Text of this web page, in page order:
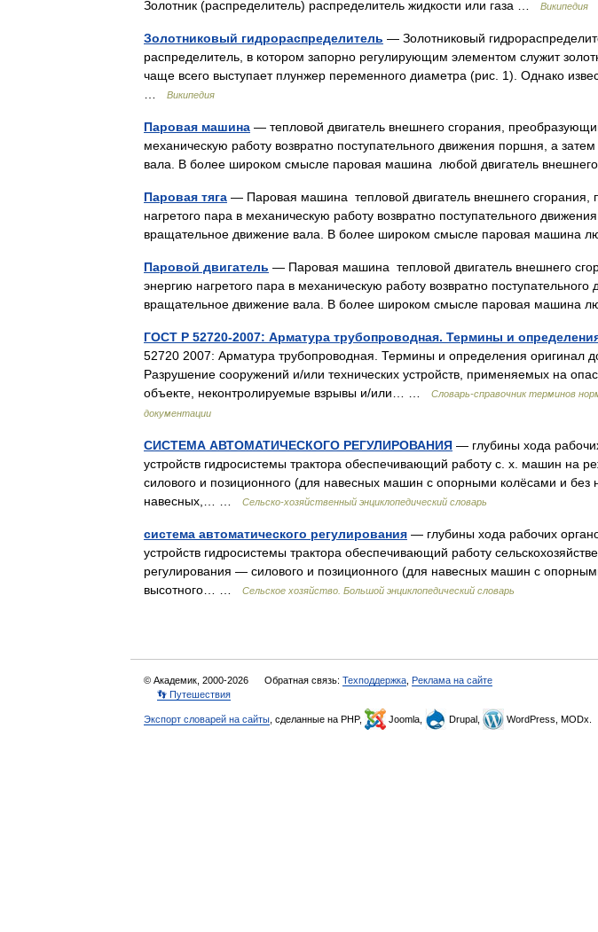
Золотник (распределитель) распределитель жидкости или газа …
Википедия
Золотниковый гидрораспределитель — Золотниковый
распределитель, в котором запорно регулирующим элементом служит
чаще всего выступает плунжер переменного диаметра (рис. 1). Однако
Википедия
Паровая машина — тепловой двигатель внешнего сгорания,
механическую работу возвратно поступательного движения поршня, а
вала. В более широком смысле паровая машина любой двигатель
Паровая тяга — Паровая машина тепловой двигатель внешнего сгорания,
нагретого пара в механическую работу возвратно поступательного
вращательное движение вала. В более широком смысле паровая
Паровой двигатель — Паровая машина тепловой двигатель внешнего
энергию нагретого пара в механическую работу возвратно
вращательное движение вала. В более широком смысле паровая
ГОСТ Р 52720-2007: Арматура трубопроводная. Термины и
52720 2007: Арматура трубопроводная. Термины и определения оригинал
Разрушение сооружений и/или технических устройств, применяемых на
объекте, неконтролируемые взрывы и/или… …
Словарь-справочник терминов
документации
СИСТЕМА АВТОМАТИЧЕСКОГО РЕГУЛИРОВАНИЯ — глубины хода
устройств гидросистемы трактора обеспечивающий работу с. х. машин на
силового и позиционного (для навесных машин с опорными колёсами и без
навесных,… …
Сельско-хозяйственный энциклопедический словарь
система автоматического регулирования — глубины хода рабочих
устройств гидросистемы трактора обеспечивающий работу
регулирования — силового и позиционного (для навесных машин с
высотного… …
Сельское хозяйство. Большой энциклопедический словарь
© Академик, 2000-2026 Обратная связь: Техподдержка Реклама на сайте
👣 Путешествия
Экспорт словарей на сайты , сделанные на PHP, Joomla, Drupal, WordPress, MODx.